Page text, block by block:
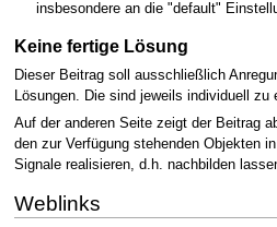
insbesondere an die "default"
Keine fertige Lösung
Dieser Beitrag soll ausschließlich
Lösungen. Die sind jeweils individuell zu
Auf der anderen Seite zeigt der Beitrag
den zur Verfügung stehenden Objekten
Signale realisieren, d.h. nachbilden
Weblinks